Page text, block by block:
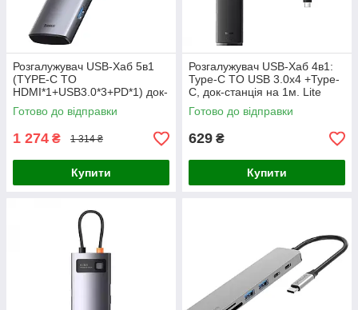
Розгалужувач USB-Хаб 5в1
(TYPE-C TO
HDMI*1+USB3.0*3+PD*1) док-
станція Baseus Silver
(CAHUB-CX0G)
Готово до відправки
1 274 ₴ 1 314 ₴
Купити
Розгалужувач USB-Хаб 4в1:
Type-C TO USB 3.0х4 +Type-
C, док-станція на 1м. Lite
Series чорний, Baseus
(WKQX030401)
Готово до відправки
629 ₴
Купити